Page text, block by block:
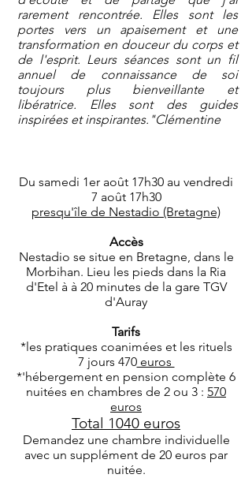
rarement rencontrée. Elles sont les
portes vers un apaisement et une
transformation en douceur du corps et
de l'esprit. Leurs séances sont un fil
annuel de connaissance de soi
toujours plus bienveillante et
libératrice. Elles sont des guides
inspirées et inspirantes.​"Clémentine
Du samedi 1er août 17h30 au vendredi
7 août 17h30
presqu'île de Nestadio (Bretagne)
Accès
Nestadio se situe en Bretagne, dans le
Morbihan. Lieu les pieds dans la Ria
d'Etel à à 20 minutes de la gare TGV
d'Auray
Tarifs
*les pratiques coanimées et les rituels
7 jours 470euros
*'hébergement en pension complète 6
nuitées en chambres de 2 ou 3 : 570
euros
Total 1040 euros
Demandez une chambre individuelle
avec un supplément de 20 euros par
nuitée.